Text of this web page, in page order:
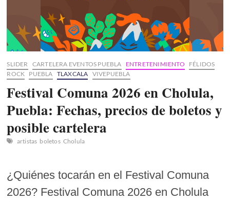
Claroscuro
SLIDER CARTELERA EVENTOS PUEBLA ENTRETENIMIENTO
FÉLIDOS
ROCK PUEBLA TLAXCALA VIVEPUEBLA
Festival Comuna 2026 en Cholula,
Puebla: Fechas, precios de boletos y
posible cartelera
artistas boletos Cholula
¿Quiénes tocarán en el Festival Comuna
2026? Festival Comuna 2026 en Cholula